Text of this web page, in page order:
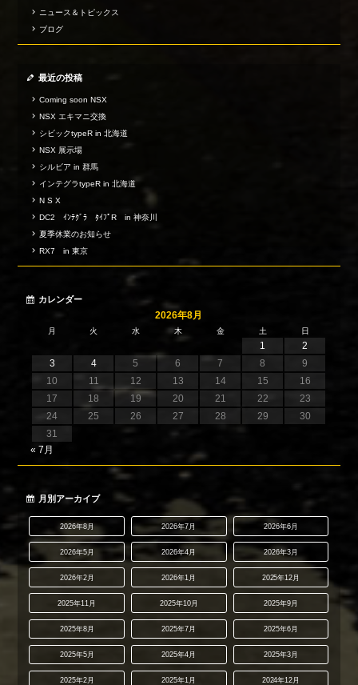
ニュース＆トピックス
ブログ
最近の投稿
Coming soon NSX
NSX エキマニ交換
シビックtypeR in 北海道
NSX 展示場
シルビア in 群馬
インテグラtypeR in 北海道
N S X
DC2 ｲﾝﾃｸﾞﾗ ﾀｲﾌﾟR in 神奈川
夏季休業のお知らせ
RX7 in 東京
カレンダー
2026年8月
月 火 水 木 金 土 日
1
2
3
4 5 6 7 8
9
10
11 12 13 14 15
16
17
18 19 20 21 22
23
24
25 26 27 28 29
30
31
« 7月
月別アーカイブ
2026年8月 2026年7月 2026年6月
2026年5月 2026年4月 2026年3月
2026年2月 2026年1月 2025年12月
2025年11月 2025年10月 2025年9月
2025年8月 2025年7月 2025年6月
2025年5月 2025年4月 2025年3月
2025年2月 2025年1月 2024年12月